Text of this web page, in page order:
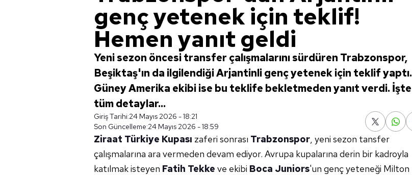
genç yetenek için teklif!
Hemen yanıt geldi
Yeni sezon öncesi transfer çalışmalarını sürdüren Trabzonspor,
Beşiktaş'ın da ilgilendiği Arjantinli genç yetenek için teklif yaptı.
Güney Amerika ekibi ise bu teklife bekletmeden yanıt verdi. İşte
tüm detaylar...
Giriş Tarihi:24 Mayıs 2026 - 18:21
Son Güncelleme:24 Mayıs 2026 - 18:59
Ziraat Türkiye Kupası zaferi sonrası Trabzonspor, yeni sezon tansfer
çalışmalarına ara vermeden devam ediyor. Avrupa kupalarına derin bir kadroyla
katılmak isteyen Fatih Tekke ve ekibi Boca Juniors'un genç yeteneği Milton